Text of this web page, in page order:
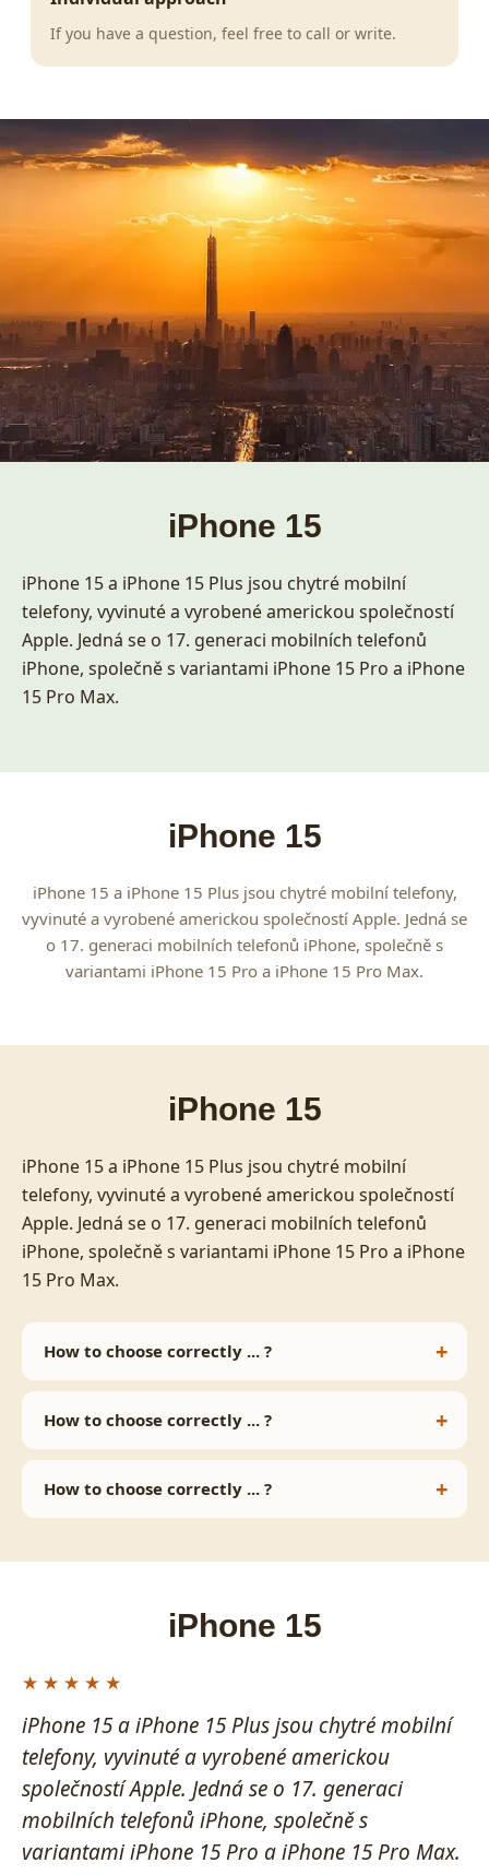
If you have a question, feel free to call or write.
iPhone 15
iPhone 15 a iPhone 15 Plus jsou chytré mobilní
telefony, vyvinuté a vyrobené americkou společností
Apple. Jedná se o 17. generaci mobilních telefonů
iPhone, společně s variantami iPhone 15 Pro a iPhone
15 Pro Max.
iPhone 15
iPhone 15 a iPhone 15 Plus jsou chytré mobilní telefony,
vyvinuté a vyrobené americkou společností Apple. Jedná se
o 17. generaci mobilních telefonů iPhone, společně s
variantami iPhone 15 Pro a iPhone 15 Pro Max.
iPhone 15
iPhone 15 a iPhone 15 Plus jsou chytré mobilní
telefony, vyvinuté a vyrobené americkou společností
Apple. Jedná se o 17. generaci mobilních telefonů
iPhone, společně s variantami iPhone 15 Pro a iPhone
15 Pro Max.
How to choose correctly ... ?
How to choose correctly ... ?
How to choose correctly ... ?
iPhone 15
iPhone 15 a iPhone 15 Plus jsou chytré mobilní
telefony, vyvinuté a vyrobené americkou
společností Apple. Jedná se o 17. generaci
mobilních telefonů iPhone, společně s
variantami iPhone 15 Pro a iPhone 15 Pro Max.